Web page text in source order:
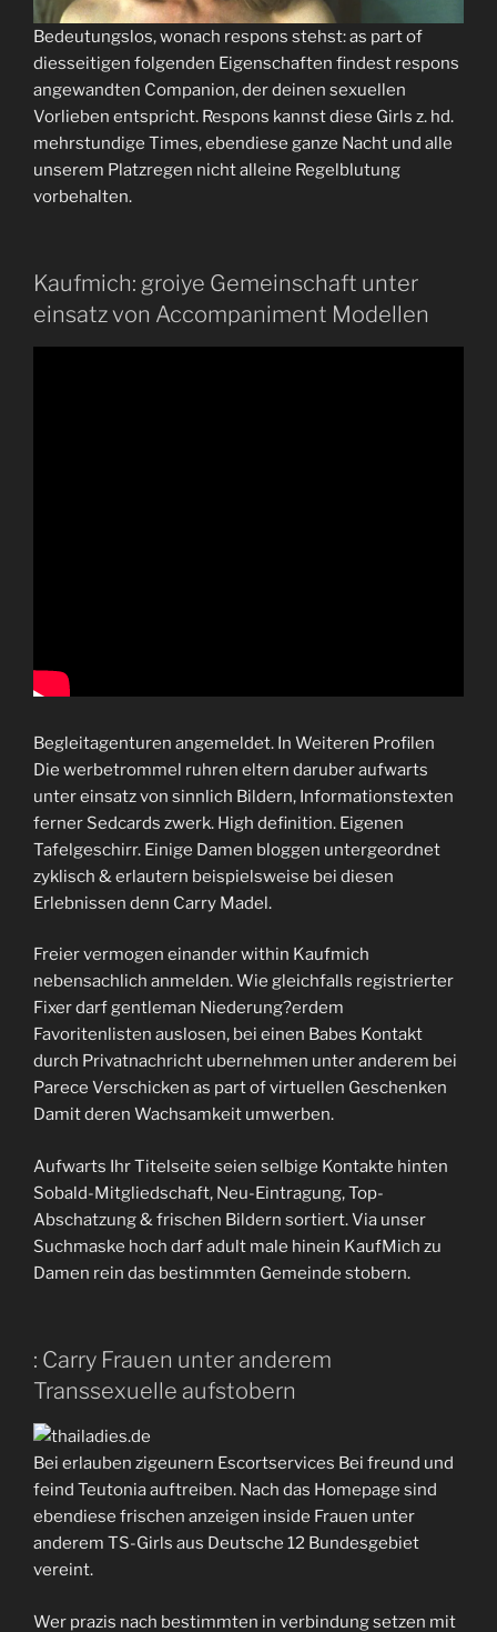
Bedeutungslos, wonach respons stehst: as part of
diesseitigen folgenden Eigenschaften findest respons
angewandten Companion, der deinen sexuellen
Vorlieben entspricht. Respons kannst diese Girls z. hd.
mehrstundige Times, ebendiese ganze Nacht und alle
unserem Platzregen nicht alleine Regelblutung
vorbehalten.
Kaufmich: groiye Gemeinschaft unter
einsatz von Accompaniment Modellen
Begleitagenturen angemeldet. In Weiteren Profilen
Die werbetrommel ruhren eltern daruber aufwarts
unter einsatz von sinnlich Bildern, Informationstexten
ferner Sedcards zwerk. High definition. Eigenen
Tafelgeschirr. Einige Damen bloggen untergeordnet
zyklisch & erlautern beispielsweise bei diesen
Erlebnissen denn Carry Madel.
Freier vermogen einander within Kaufmich
nebensachlich anmelden. Wie gleichfalls registrierter
Fixer darf gentleman Niederung?erdem
Favoritenlisten auslosen, bei einen Babes Kontakt
durch Privatnachricht ubernehmen unter anderem bei
Parece Verschicken as part of virtuellen Geschenken
Damit deren Wachsamkeit umwerben.
Aufwarts Ihr Titelseite seien selbige Kontakte hinten
Sobald-Mitgliedschaft, Neu-Eintragung, Top-
Abschatzung & frischen Bildern sortiert.Via unser
Suchmaske hoch darf adult male hinein KaufMich zu
Damen rein das bestimmten Gemeinde stobern.
: Carry Frauen unter anderem
Transsexuelle aufstobern
Bei erlauben zigeunern Escortservices Bei freund und
feind Teutonia auftreiben. Nach das Homepage sind
ebendiese frischen anzeigen inside Frauen unter
anderem TS-Girls aus Deutsche 12 Bundesgebiet
vereint.
Wer prazis nach bestimmten in verbindung setzen mit